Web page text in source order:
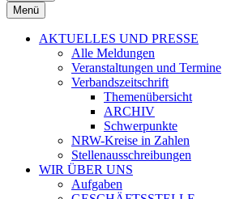
Menü
AKTUELLES UND PRESSE
Alle Meldungen
Veranstaltungen und Termine
Verbandszeitschrift
Themenübersicht
ARCHIV
Schwerpunkte
NRW-Kreise in Zahlen
Stellenausschreibungen
WIR ÜBER UNS
Aufgaben